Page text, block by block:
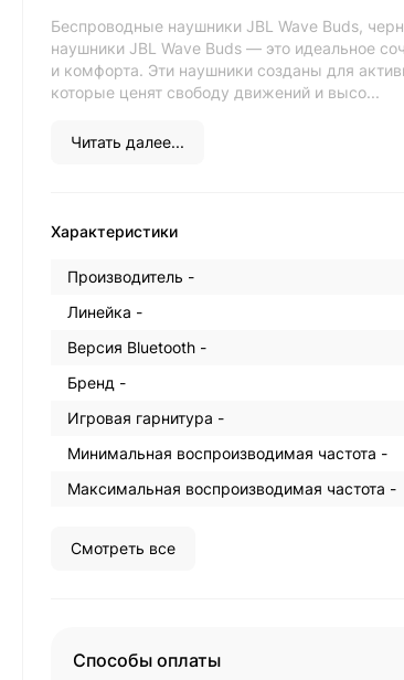
Беспроводные наушники JBL Wave Buds,
наушники JBL Wave Buds — это идеальное
и комфорта. Эти наушники созданы для
которые ценят свободу движений и высо...
Читать далее...
Характеристики
Производитель -
Линейка -
Версия Bluetooth -
Бренд -
Игровая гарнитура -
Минимальная воспроизводимая частота -
Максимальная воспроизводимая частота -
Смотреть все
Способы оплаты